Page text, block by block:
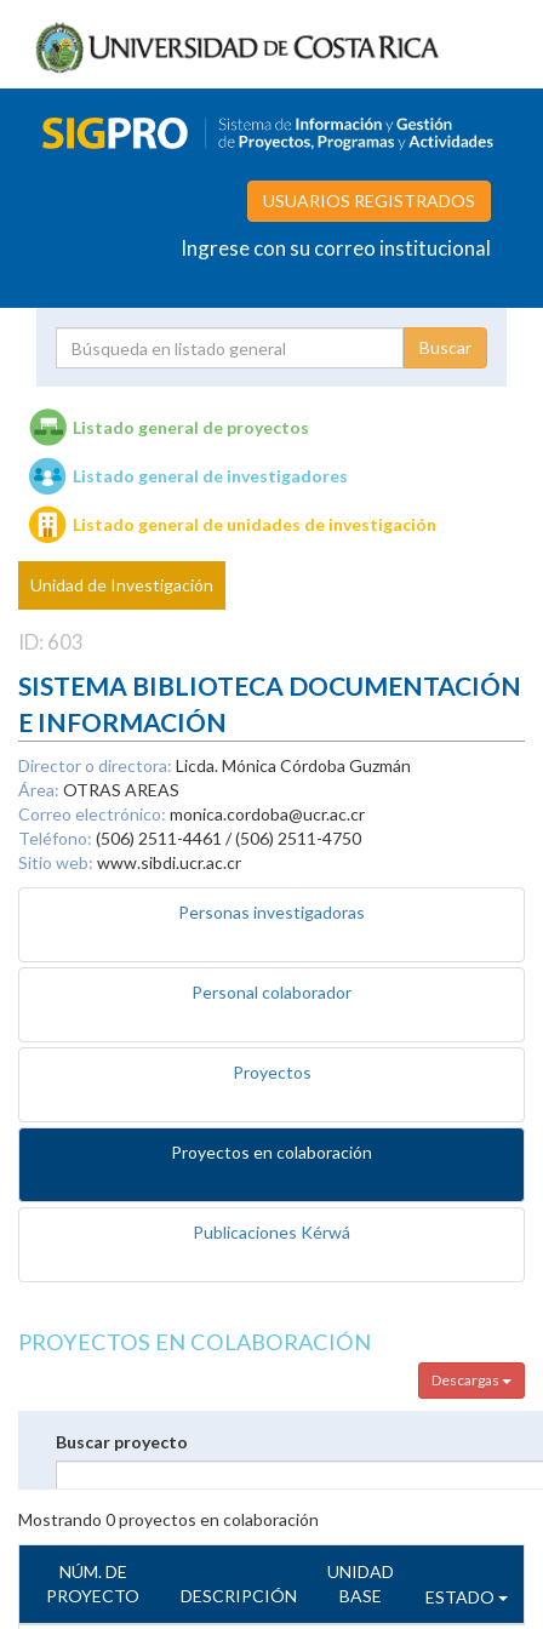
USUARIOS REGISTRADOS
Ingrese con su correo institucional
Unidades de investigación
Listado general de proyectos
Listado general de investigadores
Listado general de unidades de investigación
Unidad de Investigación
ID: 603
SISTEMA BIBLIOTECA DOCUMENTACIÓN
E INFORMACIÓN
Director o directora: Licda. Mónica Córdoba Guzmán
Área: OTRAS AREAS
Correo electrónico: monica.cordoba@ucr.ac.cr
Teléfono: (506) 2511-4461 / (506) 2511-4750
Sitio web: www.sibdi.ucr.ac.cr
Personas investigadoras
Personal colaborador
Proyectos
Proyectos en colaboración
Publicaciones Kérwá
PROYECTOS EN COLABORACIÓN
Descargas
Buscar proyecto
Mostrando 0proyectos en colaboración
NÚM. DE
PROYECTO
DESCRIPCIÓN
UNIDAD
BASE
ESTADO